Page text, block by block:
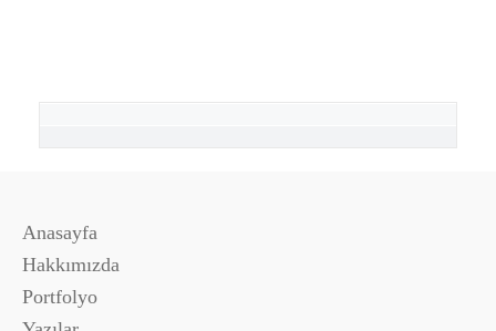
Anasayfa
Hakkımızda
Portfolyo